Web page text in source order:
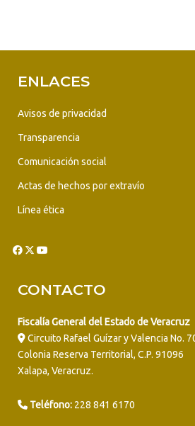
ENLACES
Avisos de privacidad
Transparencia
Comunicación social
Actas de hechos por extravío
Línea ética
CONTACTO
Fiscalía General del Estado de Veracruz
Circuito Rafael Guízar y Valencia No.
Colonia Reserva Territorial, C.P. 91096
Xalapa, Veracruz.
Teléfono: 228 841 6170